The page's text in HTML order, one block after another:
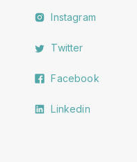
Instagram
Twitter
Facebook
Linkedin